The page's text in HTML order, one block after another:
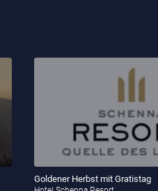
Goldener Herbst mit Gratistag